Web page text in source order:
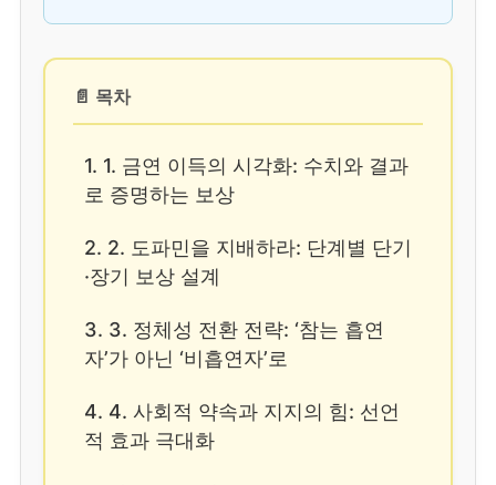
📄 목차
1. 1. 금연 이득의 시각화: 수치와 결과
로 증명하는 보상
2. 2. 도파민을 지배하라: 단계별 단기
·장기 보상 설계
3. 3. 정체성 전환 전략: ‘참는 흡연
자’가 아닌 ‘비흡연자’로
4. 4. 사회적 약속과 지지의 힘: 선언
적 효과 극대화